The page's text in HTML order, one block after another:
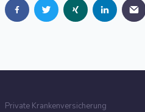
Private Krankenversicherung